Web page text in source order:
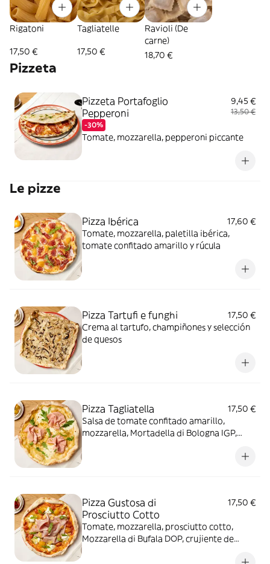
Rigatoni
17,50 €
Tagliatelle
17,50 €
Ravioli (De
carne)
18,70 €
Pizzeta
Pizzeta Portafoglio
Pepperoni
-30%
9,45 €
13,50 €
Tomate, mozzarella, pepperoni piccante
Le pizze
Pizza Ibérica
17,60 €
Tomate, mozzarella, paletilla ibérica,
tomate confitado amarillo y rúcula
Pizza Tartufi e funghi
17,50 €
Crema al tartufo, champiñones y selección
de quesos
Pizza Tagliatella
17,50 €
Salsa de tomate confitado amarillo,
mozzarella, Mortadella di Bologna IGP,
Pizza Gustosa di
Prosciutto Cotto
17,50 €
Tomate, mozzarella, prosciutto cotto,
Mozzarella di Bufala DOP, crujiente de